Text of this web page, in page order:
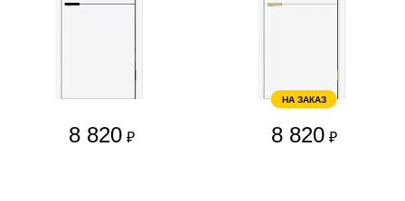
8 820 ₽
НА ЗАКАЗ
8 820 ₽